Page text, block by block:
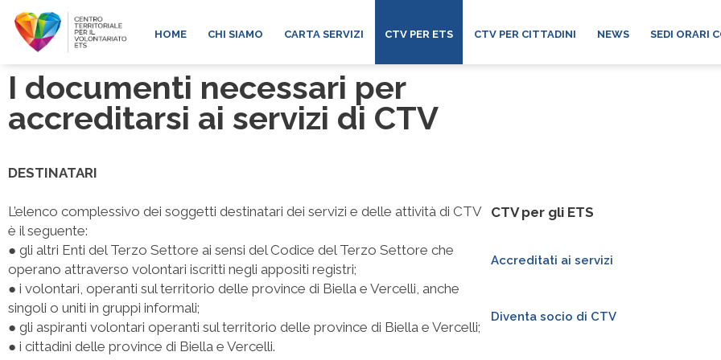
HOME CHI SIAMO CARTA SERVIZI CTV PER ETS CTV PER CITTADINI NEWS SEDI ORARI
I documenti necessari per
accreditarsi ai servizi di CTV
DESTINATARI
L’elenco complessivo dei soggetti destinatari dei servizi e delle attività di CTV
è il seguente:
● gli altri Enti del Terzo Settore ai sensi del Codice del Terzo Settore che
operano attraverso volontari iscritti negli appositi registri;
● i volontari, operanti sul territorio delle province di Biella e Vercelli, anche
singoli o uniti in gruppi informali;
● gli aspiranti volontari operanti sul territorio delle province di Biella e Vercelli;
● i cittadini delle province di Biella e Vercelli.
CTV per gli ETS
Accreditati ai servizi
Diventa socio di CTV